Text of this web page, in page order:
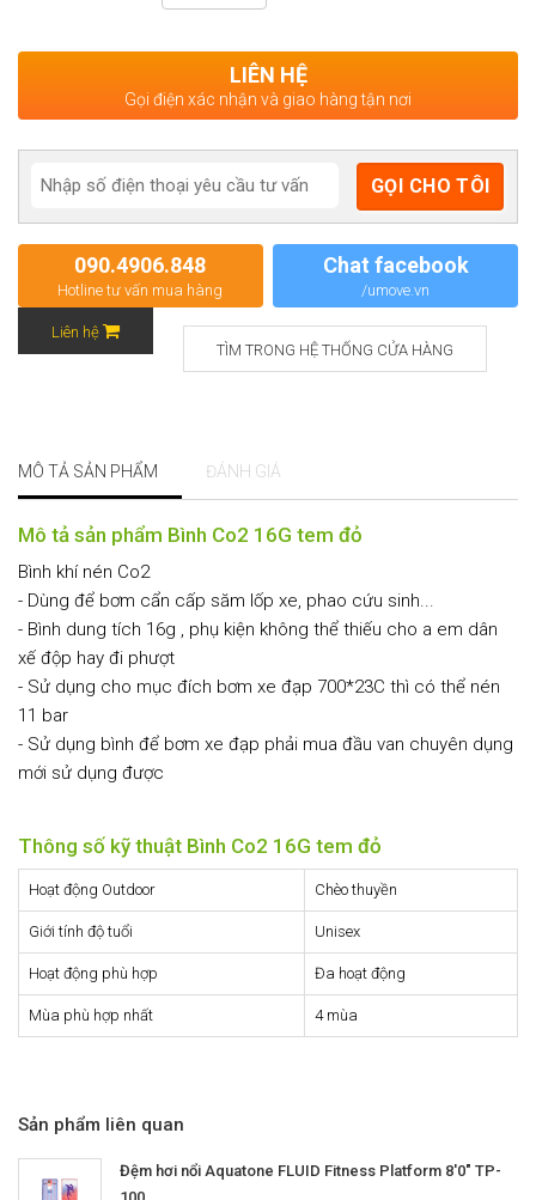
LIÊN HỆ
Gọi điện xác nhận và giao hàng tận nơi
090.4906.848
Hotline tư vấn mua hàng
Chat facebook
/umove.vn
Liên hệ
TÌM TRONG HỆ THỐNG CỬA HÀNG
MÔ TẢ SẢN PHẨM ĐÁNH GIÁ
Mô tả sản phẩm Bình Co2 16G tem đỏ
Bình khí nén Co2
- Dùng để bơm cẩn cấp săm lốp xe, phao cứu sinh...
- Bình dung tích 16g , phụ kiện không thể thiếu cho a em dân
xế độp hay đi phượt
- Sử dụng cho mục đích bơm xe đạp 700*23C thì có thể nén
11 bar
- Sử dụng bình để bơm xe đạp phải mua đầu van chuyên dụng
mới sử dụng được
Thông số kỹ thuật Bình Co2 16G tem đỏ
Hoạt động Outdoor Chèo thuyền
Giới tính độ tuổi Unisex
Hoạt động phù hợp Đa hoạt động
Mùa phù hợp nhất 4 mùa
Sản phẩm liên quan
Đệm hơi nổi Aquatone FLUID Fitness Platform 8'0" TP-